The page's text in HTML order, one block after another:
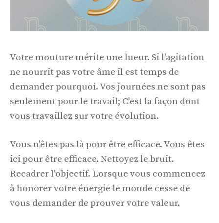
Votre mouture mérite une lueur. Si l'agitation
ne nourrit pas votre âme il est temps de
demander pourquoi. Vos journées ne sont pas
seulement pour le travail; C'est la façon dont
vous travaillez sur votre évolution.
Vous n'êtes pas là pour être efficace. Vous êtes
ici pour être efficace. Nettoyez le bruit.
Recadrer l'objectif. Lorsque vous commencez
à honorer votre énergie le monde cesse de
vous demander de prouver votre valeur.